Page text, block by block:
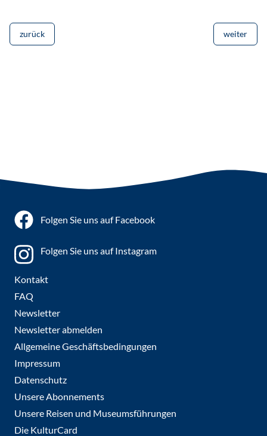
zurück weiter
Folgen Sie uns auf Facebook
Folgen Sie uns auf Instagram
Kontakt
FAQ
Newsletter
Newsletter abmelden
Allgemeine Geschäftsbedingungen
Impressum
Datenschutz
Unsere Abonnements
Unsere Reisen und Museumsführungen
Die KulturCard